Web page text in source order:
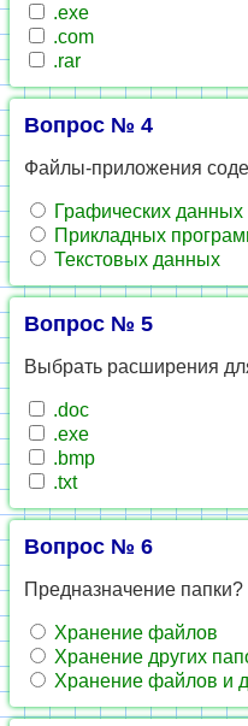
.exe
.com
.rar
Вопрос № 4
Файлы-приложения
Графических данных
Прикладных
Текстовых данных
Вопрос № 5
Выбрать расширения
.doc
.exe
.bmp
.txt
Вопрос № 6
Предназначение папки?
Хранение файлов
Хранение других
Хранение файлов и